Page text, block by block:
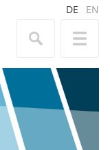
DE EN